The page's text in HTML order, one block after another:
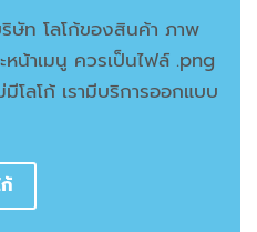
ษัท โลโก้ของสินค้า ภาพ
น้าเมนู ควรเป็นไฟล์ .png
โลโก้ เรามีบริการออกแบบ